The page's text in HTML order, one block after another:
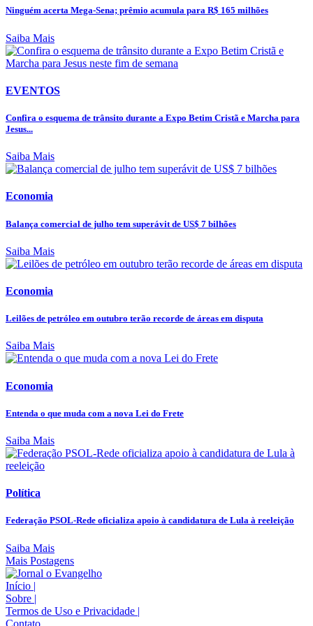
Ninguém acerta Mega-Sena; prêmio acumula para R$ 165 milhões
Saiba Mais
EVENTOS
Confira o esquema de trânsito durante a Expo Betim Cristã e Marcha para
Jesus...
Saiba Mais
Economia
Balança comercial de julho tem superávit de US$ 7 bilhões
Saiba Mais
Economia
Leilões de petróleo em outubro terão recorde de áreas em disputa
Saiba Mais
Economia
Entenda o que muda com a nova Lei do Frete
Saiba Mais
Política
Federação PSOL-Rede oficializa apoio à candidatura de Lula à reeleição
Saiba Mais
Mais Postagens
Início |
Sobre |
Termos de Uso e Privacidade |
Contato